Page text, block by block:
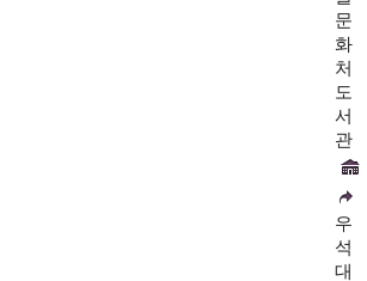
문
화
처
도
서
관
우
석
대